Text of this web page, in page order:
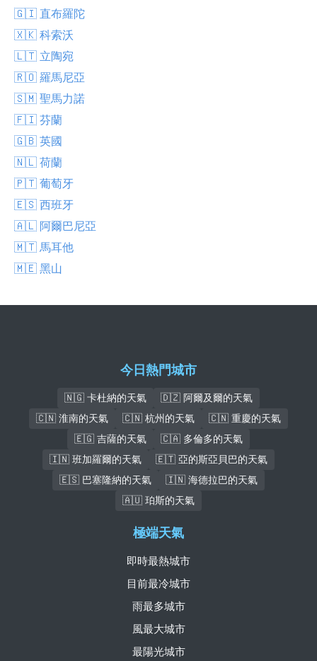
🇬🇮 直布羅陀
🇽🇰 科索沃
🇱🇹 立陶宛
🇷🇴 羅馬尼亞
🇸🇲 聖馬力諾
🇫🇮 芬蘭
🇬🇧 英國
🇳🇱 荷蘭
🇵🇹 葡萄牙
🇪🇸 西班牙
🇦🇱 阿爾巴尼亞
🇲🇹 馬耳他
🇲🇪 黑山
今日熱門城市
🇳🇬 卡杜納的天氣
🇩🇿 阿爾及爾的天氣
🇨🇳 淮南的天氣
🇨🇳 杭州的天氣
🇨🇳 重慶的天氣
🇪🇬 吉薩的天氣
🇨🇦 多倫多的天氣
🇮🇳 班加羅爾的天氣
🇪🇹 亞的斯亞貝巴的天氣
🇪🇸 巴塞隆納的天氣
🇮🇳 海德拉巴的天氣
🇦🇺 珀斯的天氣
極端天氣
即時最熱城市
目前最冷城市
雨最多城市
風最大城市
最陽光城市